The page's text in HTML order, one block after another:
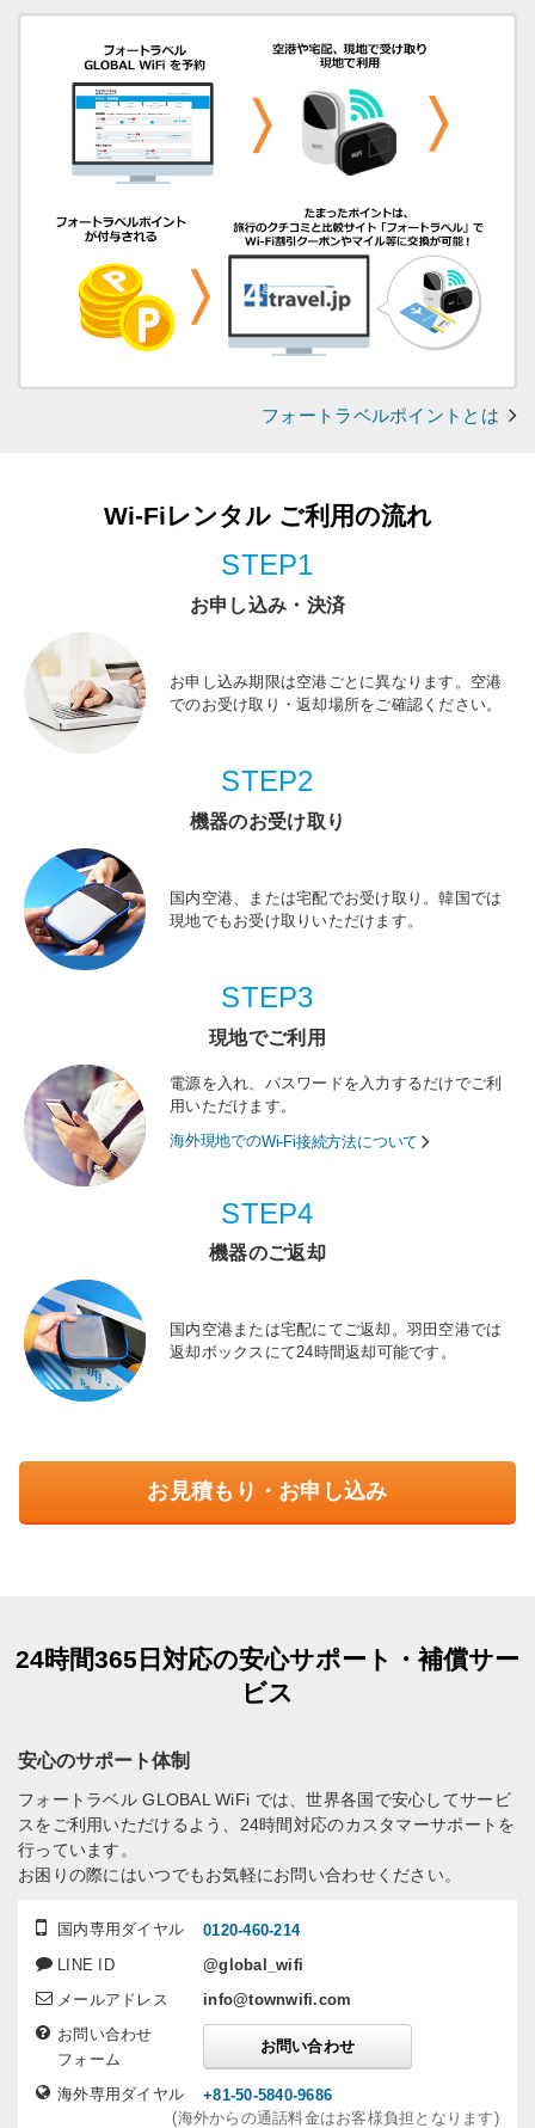
フォートラベルポイントとは
Wi-Fiレンタル ご利用の流れ
STEP1
お申し込み・決済
お申し込み期限は空港ごとに異なります。空港
でのお受け取り・返却場所をご確認ください。
STEP2
機器のお受け取り
国内空港、または宅配でお受け取り。韓国では
現地でもお受け取りいただけます。
STEP3
現地でご利用
電源を入れ、パスワードを入力するだけでご利
用いただけます。
海外現地でのWi-Fi接続方法について
STEP4
機器のご返却
国内空港または宅配にてご返却。羽田空港では
返却ボックスにて24時間返却可能です。
お見積もり・お申し込み
24時間365日対応の安心サポート・補償サー
ビス
安心のサポート体制
国内専用ダイヤル
0120-460-214
LINE ID
@global_wifi
メールアドレス
info@townwifi.com
お問い合わせ
フォーム
お問い合わせ
海外専用ダイヤル
+81-50-5840-9686
(海外からの通話料金はお客様負担となります)
フォートラベル GLOBAL WiFi では、世界各国で安心してサービ
スをご利用いただけるよう、24時間対応のカスタマーサポートを
行っています。
お困りの際にはいつでもお気軽にお問い合わせください。